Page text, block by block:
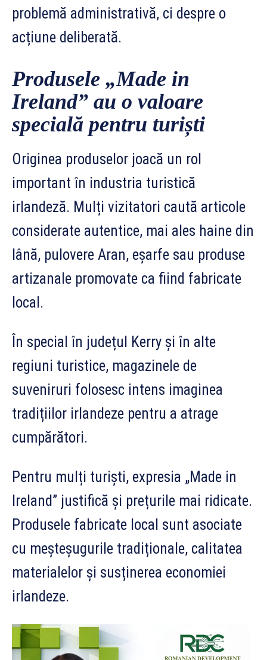
problemă administrativă, ci despre o
acțiune deliberată.
Produsele „Made in
Ireland” au o valoare
specială pentru turiști
Originea produselor joacă un rol
important în industria turistică
irlandeză. Mulți vizitatori caută articole
considerate autentice, mai ales haine din
lână, pulovere Aran, eșarfe sau produse
artizanale promovate ca fiind fabricate
local.
În special în județul Kerry și în alte
regiuni turistice, magazinele de
suveniruri folosesc intens imaginea
tradițiilor irlandeze pentru a atrage
cumpărători.
Pentru mulți turiști, expresia „Made in
Ireland” justifică și prețurile mai ridicate.
Produsele fabricate local sunt asociate
cu meșteșugurile tradiționale, calitatea
materialelor și susținerea economiei
irlandeze.